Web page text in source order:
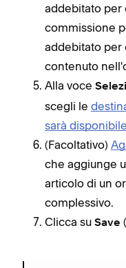
addebitato per
commissione
addebitato per
contenuto
Alla voce
scegli le
sarà disponibile
(Facoltativo)
che aggiunge
articolo di un
complessivo.
Clicca su Save